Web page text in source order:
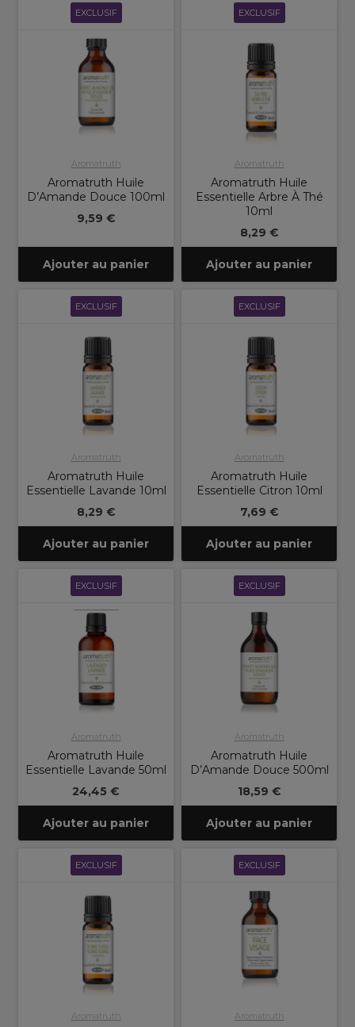
EXCLUSIF
Aromatruth
Aromatruth Huile
D’Amande Douce 100ml
9,59 €
Ajouter au panier
EXCLUSIF
Aromatruth
Aromatruth Huile
Essentielle Arbre À Thé
10ml
8,29 €
Ajouter au panier
EXCLUSIF
Aromatruth
Aromatruth Huile
Essentielle Lavande 10ml
8,29 €
Ajouter au panier
EXCLUSIF
Aromatruth
Aromatruth Huile
Essentielle Citron 10ml
7,69 €
Ajouter au panier
EXCLUSIF
Aromatruth
Aromatruth Huile
Essentielle Lavande 50ml
24,45 €
Ajouter au panier
EXCLUSIF
Aromatruth
Aromatruth Huile
D’Amande Douce 500ml
18,59 €
Ajouter au panier
EXCLUSIF
Aromatruth
EXCLUSIF
Aromatruth